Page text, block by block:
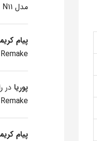
مدل Nep N11
پیام
پوریا در
پیام